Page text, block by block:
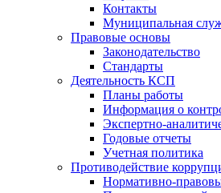
Контакты
Муниципальная
Правовые основы
Законодательство
Стандарты
Деятельность КСП
Планы работы
Информация о
Экспертно-
Годовые отчеты
Учетная политика
Противодействие
Нормативно-